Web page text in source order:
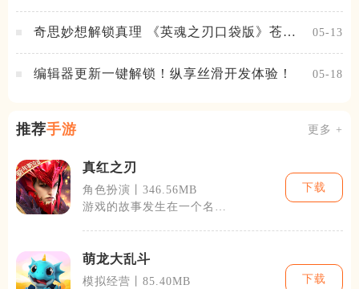
奇思妙想解锁真理 《英魂之刃口袋版》苍天
05-13
编辑器更新一键解锁！纵享丝滑开发体验！ 05-18
推荐手游 更多 +
真红之刃
角色扮演丨346.56MB
游戏的故事发生在一个名为
下载
萌龙大乱斗
模拟经营丨85.40MB
下载